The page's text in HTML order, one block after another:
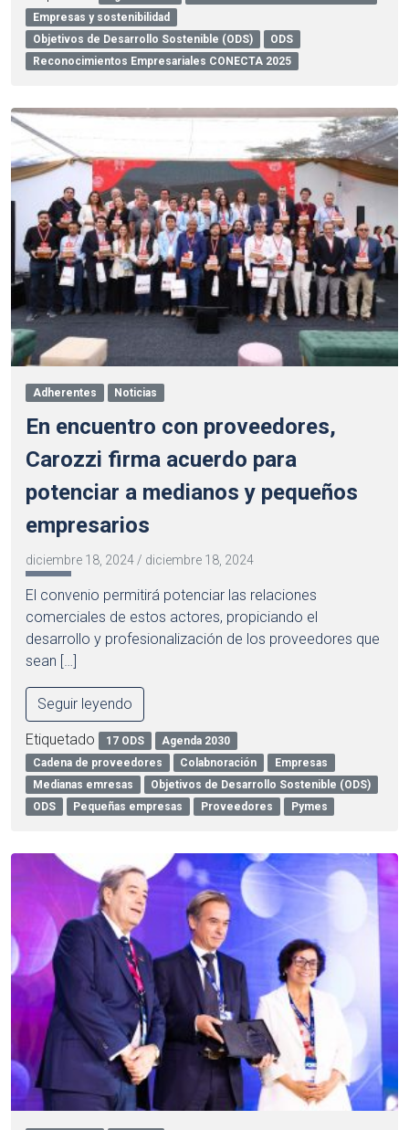
Empresas y sostenibilidad
Objetivos de Desarrollo Sostenible (ODS)
ODS
Reconocimientos Empresariales CONECTA 2025
Adherentes Noticias
En encuentro con proveedores,
Carozzi firma acuerdo para
potenciar a medianos y pequeños
empresarios
diciembre 18, 2024 / diciembre 18, 2024
El convenio permitirá potenciar las relaciones
comerciales de estos actores, propiciando el
desarrollo y profesionalización de los proveedores que
sean […]
Seguir leyendo
Etiquetado 17 ODS
Agenda 2030
Cadena de proveedores
Colabnoración
Empresas
Medianas emresas
Objetivos de Desarrollo Sostenible (ODS)
ODS
Pequeñas empresas Proveedores Pymes